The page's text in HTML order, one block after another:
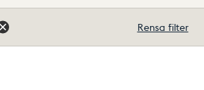
Rensa filter